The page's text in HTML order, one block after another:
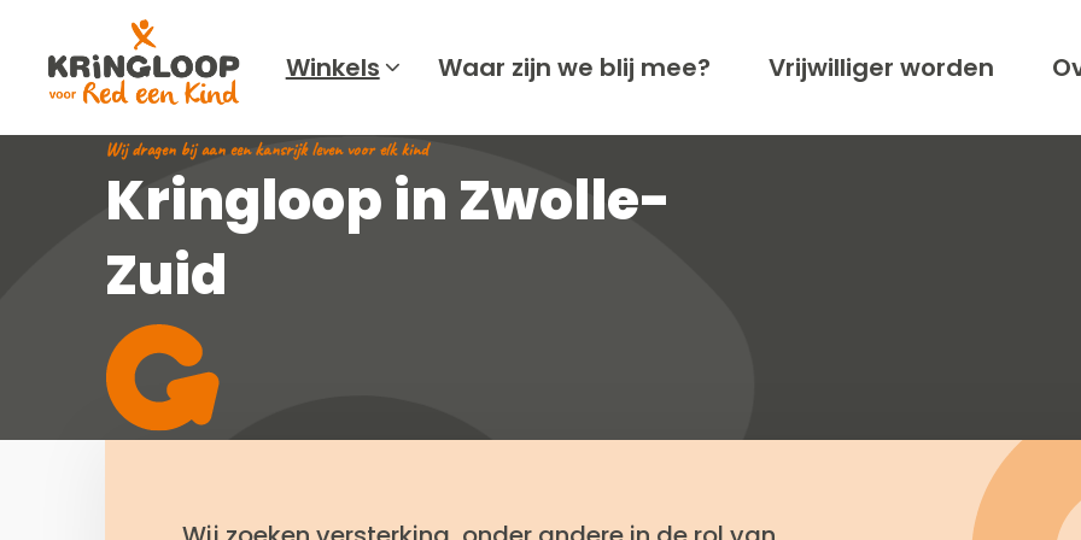
Kringloop
Red
een
Winkels Waar zijn we blij mee? Vrijwilliger worden
Wij dragen bij aan een kansrijk leven voor elk kind
Kringloop in Zwolle-
Zuid